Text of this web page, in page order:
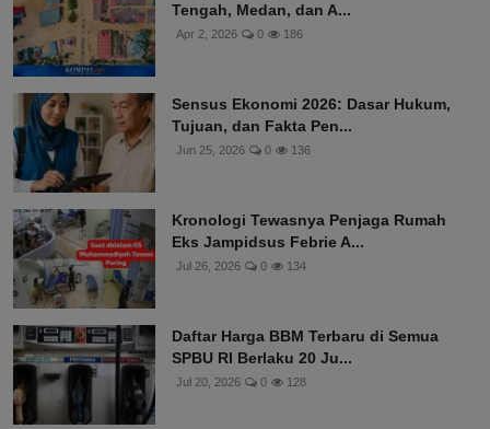
Tengah, Medan, dan A...
Apr 2, 2026 0 186
Sensus Ekonomi 2026: Dasar Hukum,
Tujuan, dan Fakta Pen...
Jun 25, 2026 0 136
Kronologi Tewasnya Penjaga Rumah
Eks Jampidsus Febrie A...
Jul 26, 2026 0 134
Daftar Harga BBM Terbaru di Semua
SPBU RI Berlaku 20 Ju...
Jul 20, 2026 0 128